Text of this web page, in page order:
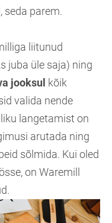
seda parem.
liitunud
juba üle saja) ning
jooksul kõik
valida nende
langetamist on
arutada ning
sõlmida. Kui oled
on Waremill